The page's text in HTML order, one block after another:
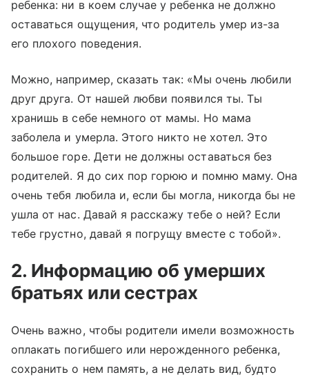
ребенка: ни в коем случае у ребенка не должно
оставаться ощущения, что родитель умер из-за
его плохого поведения.
Можно, например, сказать так: «Мы очень любили
друг друга. От нашей любви появился ты. Ты
хранишь в себе немного от мамы. Но мама
заболела и умерла. Этого никто не хотел. Это
большое горе. Дети не должны оставаться без
родителей. Я до сих пор горюю и помню маму. Она
очень тебя любила и, если бы могла, никогда бы не
ушла от нас. Давай я расскажу тебе о ней? Если
тебе грустно, давай я погрущу вместе с тобой».
2. Информацию об умерших
братьях или сестрах
Очень важно, чтобы родители имели возможность
оплакать погибшего или нерожденного ребенка,
сохранить о нем память, а не делать вид, будто